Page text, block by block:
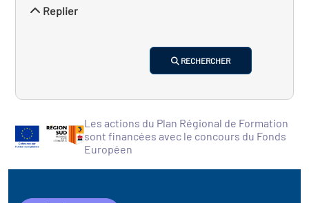
Replier
RECHERCHER
Les actions du Plan Régional de Formation
sont financées avec le concours du Fonds
Européen